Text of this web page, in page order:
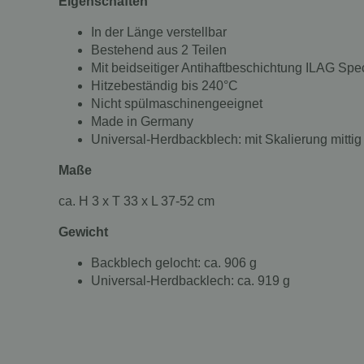
In der Länge verstellbar
Bestehend aus 2 Teilen
Mit beidseitiger Antihaftbeschichtung ILAG
Hitzebeständig bis 240°C
Nicht spülmaschinengeeignet
Made in Germany
Universal-Herdbackblech: mit Skalierung mittig
Maße
ca. H 3 x T 33 x L 37-52 cm
Gewicht
Backblech gelocht: ca. 906 g
Universal-Herdbacklech: ca. 919 g